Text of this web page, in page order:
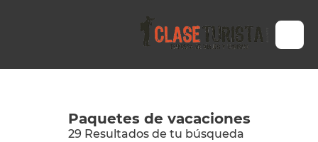
Paquetes de vacaciones
29 Resultados de tu búsqueda